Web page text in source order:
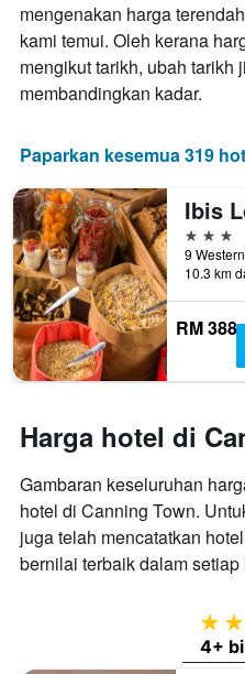
hujung
minggu
ini
yang
ditemui
hari
sebelum
penginapan
Carta
mempunyai
1
yang
memaparkan
harga
purata
bilik
mengenakan harga
kami temui. Oleh kerana
mengikut tarikh, ubah tarikh
membandingkan kadar.
Paparkan kesemua 319
3
10.3 km
RM 388
Harga hotel di
Gambaran keseluruhan
hotel di Canning Town.
juga telah mencatatkan
bernilai terbaik dalam setiap
4+